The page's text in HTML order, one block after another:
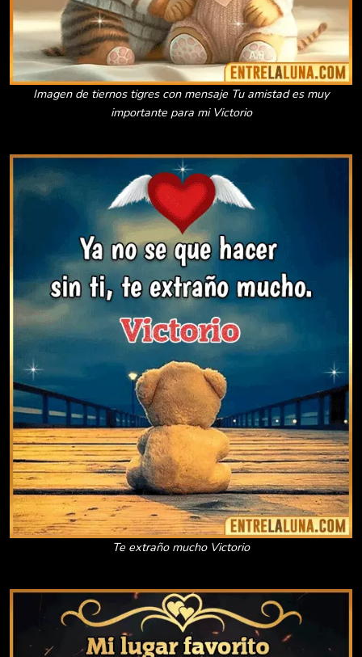
Imagen de tiernos tigres con mensaje Tu amistad es muy
importante para mi Victorio
Te extraño mucho Victorio